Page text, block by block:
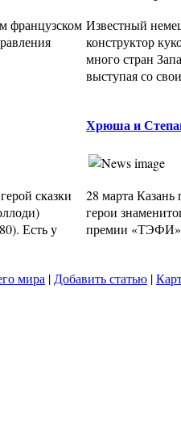
французском Известный
конструктор
много стран
выступая со
сказки
Есть у
Хрюша и
28 марта
герои
премии «ТЭФИ»
мира | Добавить статью |